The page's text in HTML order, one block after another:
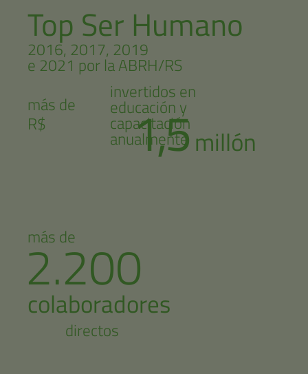
Top Ser Humano
2016, 2017, 2019
e 2021 por la ABRH/RS
más de
R$
1,5millón
invertidos en
educación y
capacitación
anualmente
más de
2.200
colaboradores
directos